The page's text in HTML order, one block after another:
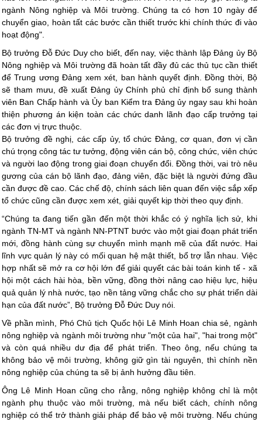
ngành Nông nghiệp và Môi trường. Chúng ta có hơn 10 ngày để
chuyển giao, hoàn tất các bước cần thiết trước khi chính thức đi vào
hoạt động".
Bộ trưởng Đỗ Đức Duy cho biết, đến nay, việc thành lập Đảng ủy Bộ
Nông nghiệp và Môi trường đã hoàn tất đầy đủ các thủ tục cần thiết
để Trung ương Đảng xem xét, ban hành quyết định. Đồng thời, Bộ
sẽ tham mưu, đề xuất Đảng ủy Chính phủ chỉ định bổ sung thành
viên Ban Chấp hành và Ủy ban Kiểm tra Đảng ủy ngay sau khi hoàn
thiện phương án kiện toàn các chức danh lãnh đạo cấp trưởng tại
các đơn vị trực thuộc.
Bộ trưởng đề nghị, các cấp ủy, tổ chức Đảng, cơ quan, đơn vị cần
chú trọng công tác tư tưởng, động viên cán bộ, công chức, viên chức
và người lao động trong giai đoạn chuyển đổi. Đồng thời, vai trò nêu
gương của cán bộ lãnh đạo, đảng viên, đặc biệt là người đứng đầu
cần được đề cao. Các chế độ, chính sách liên quan đến việc sắp xếp
tổ chức cũng cần được xem xét, giải quyết kịp thời theo quy định.
“Chúng ta đang tiến gần đến một thời khắc có ý nghĩa lịch sử, khi
ngành TN-MT và ngành NN-PTNT bước vào một giai đoạn phát triển
mới, đồng hành cùng sự chuyển mình mạnh mẽ của đất nước. Hai
lĩnh vực quản lý này có mối quan hệ mật thiết, bổ trợ lẫn nhau. Việc
hợp nhất sẽ mở ra cơ hội lớn để giải quyết các bài toán kinh tế - xã
hội một cách hài hòa, bền vững, đồng thời nâng cao hiệu lực, hiệu
quả quản lý nhà nước, tạo nền tảng vững chắc cho sự phát triển dài
hạn của đất nước”, Bộ trưởng Đỗ Đức Duy nói.
Về phần mình, Phó Chủ tịch Quốc hội Lê Minh Hoan chia sẻ, ngành
nông nghiệp và ngành môi trường như "một của hai", "hai trong một"
và còn quá nhiều dư địa để phát triển. Theo ông, nếu chúng ta
không bảo vệ môi trường, không giữ gìn tài nguyên, thì chính nền
nông nghiệp của chúng ta sẽ bị ảnh hưởng đầu tiên.
Ông Lê Minh Hoan cũng cho rằng, nông nghiệp không chỉ là một
ngành phụ thuộc vào môi trường, mà nếu biết cách, chính nông
nghiệp có thể trở thành giải pháp để bảo vệ môi trường. Nếu chúng